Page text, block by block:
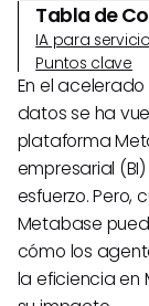
Tabla de
IA para
Puntos clave
En el
datos se ha
plataforma
empresarial
esfuerzo. Pero,
Metabase
cómo los
la eficiencia en